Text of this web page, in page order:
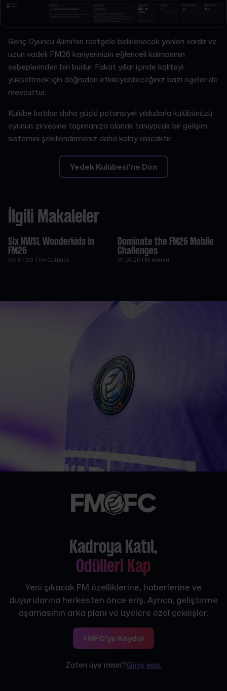
Genç Oyuncu Alımı'nın rastgele belirlenecek yönleri vardır ve
uzun vadeli FM26 kariyerinizin eğlenceli kalmasının
sebeplerinden biri budur. Fakat yıllar içinde kaliteyi
yükseltmek için doğrudan etkileyebileceğiniz bazı ögeler de
mevcuttur.
Kulübe katılan daha güçlü potansiyel yıldızlarla kulübünüzü
oyunun zirvesine taşımanıza olanak tanıyacak bir gelişim
sistemini şekillendirmeniz daha kolay olacaktır.
Yedek Kulübesi'ne Dön
İlgili Makaleler
Six NWSL Wonderkids in
FM26
03.07.26 The Cutback
Dominate the FM26 Mobile
Challenges
01.07.26 FM Admin
Kadroya Katıl,
Ödülleri Kap
Yeni çıkacak FM özelliklerine, haberlerine ve
duyurularına herkesten önce eriş. Ayrıca, geliştirme
aşamasının arka planı ve üyelere özel çekilişler.
FMFC'ye Kaydol
Zaten üye misin?Giriş yap.